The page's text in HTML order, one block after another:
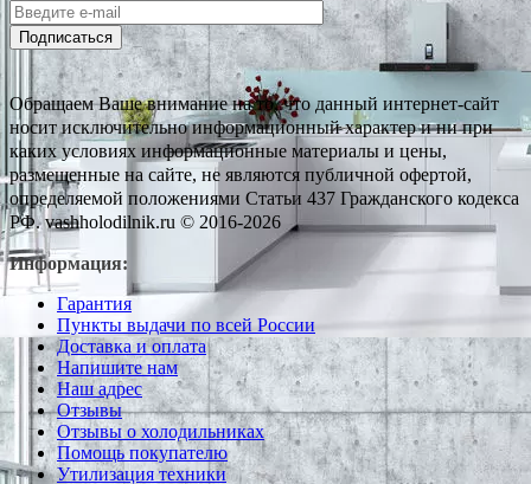
Подписаться
Обращаем Ваше внимание на то, что данный интернет-сайт
носит исключительно информационный характер и ни при
каких условиях информационные материалы и цены,
размещенные на сайте, не являются публичной офертой,
определяемой положениями Статьи 437 Гражданского кодекса
РФ. vashholodilnik.ru © 2016-2026
Информация:
Гарантия
Пункты выдачи по всей России
Доставка и оплата
Напишите нам
Наш адрес
Отзывы
Отзывы о холодильниках
Помощь покупателю
Утилизация техники